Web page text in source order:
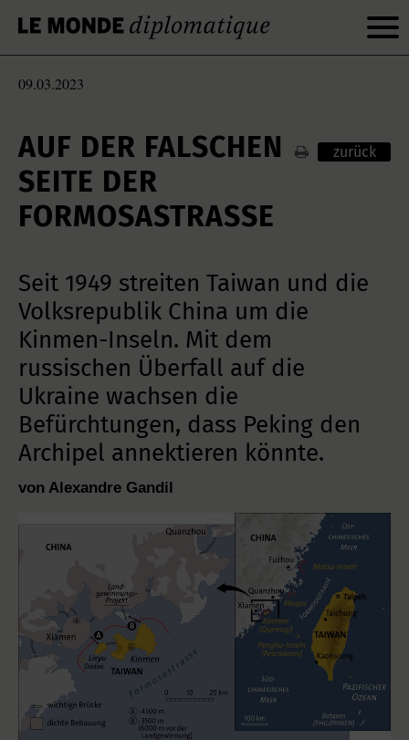
09.03.2023
AUF DER FALSCHEN
SEITE DER
FORMOSASTRASSE
zurück
Seit 1949 streiten Taiwan und die
Volksrepublik China um die
Kinmen-Inseln. Mit dem
russischen Überfall auf die
Ukraine wachsen die
Befürchtungen, dass Peking den
Archipel annektieren könnte.
von Alexandre Gandil